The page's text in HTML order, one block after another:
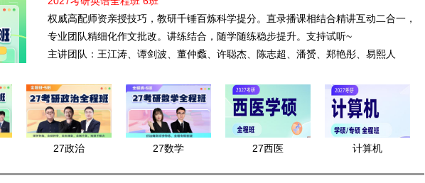
权威高配师资亲授技巧，教研千锤百炼科学提分。直录播课相结合精讲互动二合一，
专业团队精细化作文批改。讲练结合，随学随练稳步提升。支持试听~
主讲团队：王江涛、谭剑波、董仲蠡、许聪杰、陈志超、潘赟、郑艳彤、易熙人
27政治 27数学 27西医 计算机